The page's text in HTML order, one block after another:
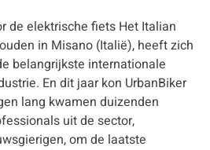
de elektrische fiets Het Italian
in Misano (Italië), heeft zich
belangrijkste internationale
En dit jaar kon UrbanBiker
lang kwamen duizenden
uit de sector,
om de laatste